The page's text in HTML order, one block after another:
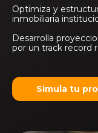
Optimiza y
inmobiliaria
Desarrolla
por un track record
Simula tu